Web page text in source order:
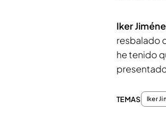
Iker
resbalado
he tenido
TEMAS Iker